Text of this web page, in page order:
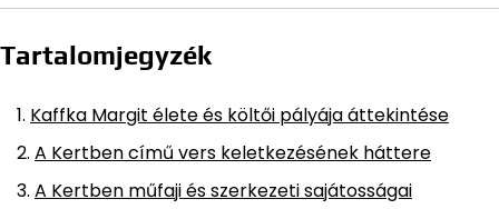
Tartalomjegyzék
Kaffka Margit élete és költői pályája áttekintése
A Kertben című vers keletkezésének háttere
A Kertben műfaji és szerkezeti sajátosságai